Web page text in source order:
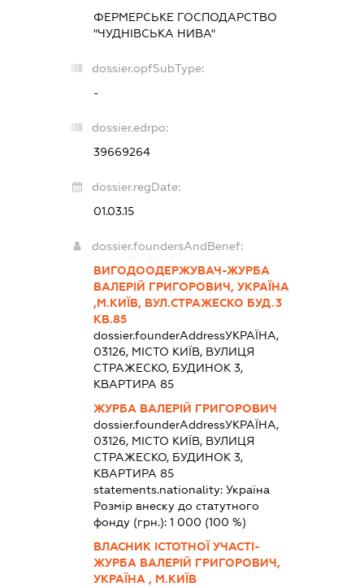
ФЕРМЕРСЬКЕ ГОСПОДАРСТВО
"ЧУДНІВСЬКА НИВА"
dossier.opfSubType:
-
dossier.edrpo:
39669264
dossier.regDate:
01.03.15
dossier.foundersAndBenef:
ВИГОДООДЕРЖУВАЧ-ЖУРБА
ВАЛЕРІЙ ГРИГОРОВИЧ, УКРАЇНА
,М.КИЇВ, ВУЛ.СТРАЖЕСКО БУД.3
КВ.85
dossier.founderAddressУКРАЇНА,
03126, МІСТО КИЇВ, ВУЛИЦЯ
СТРАЖЕСКО, БУДИНОК 3,
КВАРТИРА 85
ЖУРБА ВАЛЕРІЙ ГРИГОРОВИЧ
dossier.founderAddressУКРАЇНА,
03126, МІСТО КИЇВ, ВУЛИЦЯ
СТРАЖЕСКО, БУДИНОК 3,
КВАРТИРА 85
statements.nationality: Україна
Розмір внеску до статутного
фонду (грн.): 1 000 (100 %)
ВЛАСНИК ІСТОТНОЇ УЧАСТІ-
ЖУРБА ВАЛЕРІЙ ГРИГОРОВИЧ,
УКРАЇНА , М.КИЇВ